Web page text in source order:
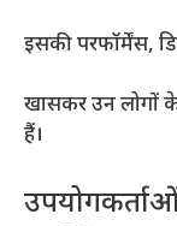
इसकी परफॉर्मेंस,
खासकर उन लोगों
हैं।
उपयोगकर्ताओं